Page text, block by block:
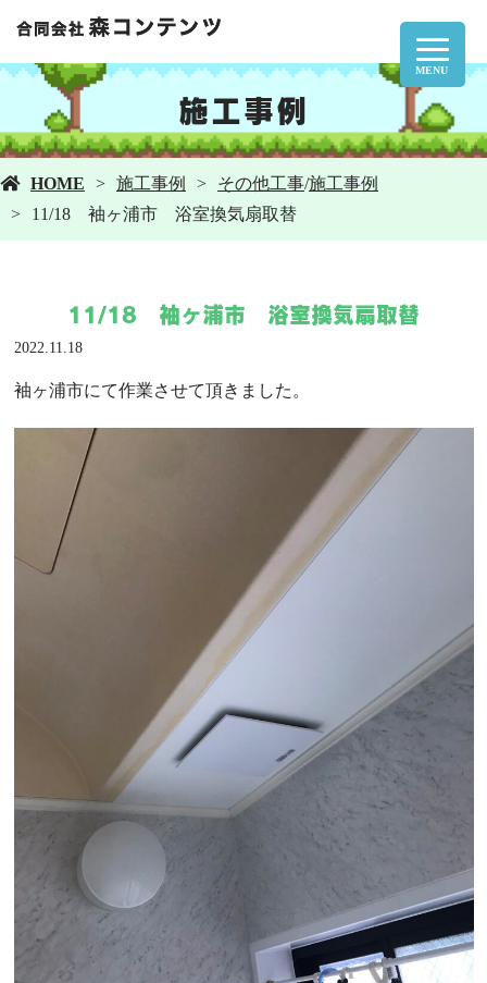
MENU
施工事例
HOME 施工事例 その他工事/施工事例
11/18 袖ヶ浦市 浴室換気扇取替
11/18 袖ヶ浦市 浴室換気扇取替
2022.11.18
袖ヶ浦市にて作業させて頂きました。